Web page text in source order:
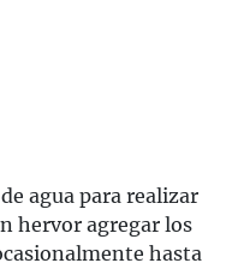
agua para realizar
hervor agregar los
hasta